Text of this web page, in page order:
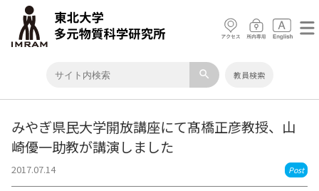
search 教員検索
みやぎ県民大学開放講座にて髙橋正彦教授、山
崎優一助教が講演しました
2017.07.14 Post